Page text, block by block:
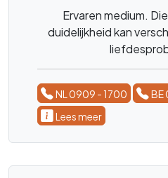
Ervaren medium.
duidelijkheid kan
NL 0909 - 1700
BE
Lees meer